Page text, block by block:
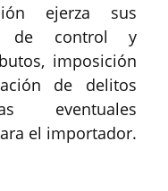
ejerza sus
de control y
imposición
de delitos
eventuales
el importador.